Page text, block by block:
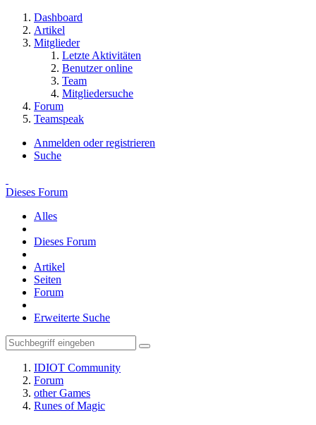
Dashboard
Artikel
Mitglieder
Letzte Aktivitäten
Benutzer online
Team
Mitgliedersuche
Forum
Teamspeak
Anmelden oder registrieren
Suche
Dieses Forum
Alles
Dieses Forum
Artikel
Seiten
Forum
Erweiterte Suche
IDIOT Community
Forum
other Games
Runes of Magic